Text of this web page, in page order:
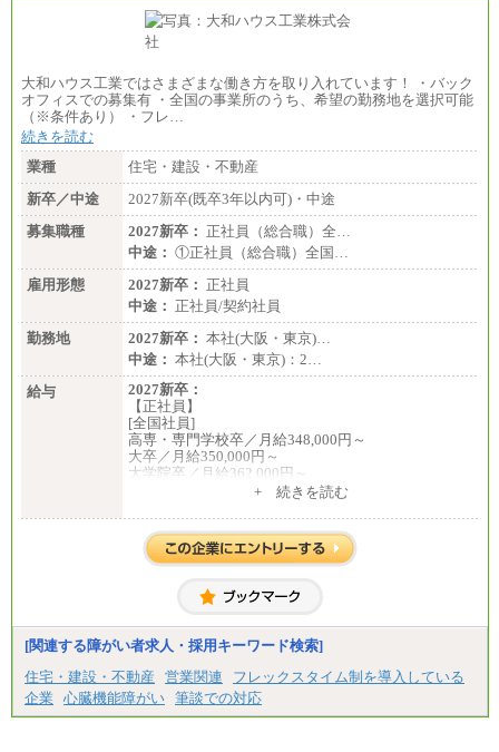
●基幹職（地域限定社員）
・大学・院卒／月給185,000 円～219,000 円 ※勤務地
により異なる。
〈大阪・兵庫〉209,000 円
〈愛知〉194,500 円 〈福岡〉1
85,000 円
地により異なる。
〈東京・神奈川〉210,000 円
〈大阪・兵庫〉200,000 円
〈愛知〉194,500 円 〈福
岡〉185,000円
※基本給のみ（地域手当なし）
※試用期間中も給与変更なし
中途：
【阪急交通社】
◆正社員/総合職
月給250,000円～(※1)、247,000円～(※2)、242,000円
～(※3)、239,000円～(※4)、237,000円～（※5）
・月給は一律地域手当を含んだ金額を表示
（※1…36,000円、※2…33,000円、※3…28,000円、
※4…25,000円、※5…23,000円）
・試用期間中も給与変更なし
◆正社員/基幹職
〈東京・神奈川〉月給219,000 円～ 〈大阪・兵庫〉
・一律地域手当なし
・試用期間中も給与変更なし
月給187,500円～(※1)、184,000円～(※2)、180,500円
※1…東京都、埼玉県、千葉県、神奈川県
※3…愛知県、静岡県
※4…北海道、宮城県、栃木県、群馬県、長野県、新
潟県、富山県、石川県、岡山県、広島県、山口県、
大和ハウス工業ではさまざまな働き方を取り入れています！ ・バック
オフィスでの募集有 ・全国の事業所のうち、希望の勤務地を選択可能
（※条件あり） ・フレ…
続きを読む
業種
住宅・建設・不動産
新卒／中途
2027新卒(既卒3年以内可)・中途
募集職種
2027新卒： 正社員（総合職）全…
中途： ①正社員（総合職）全国…
雇用形態
2027新卒： 正社員
中途： 正社員/契約社員
勤務地
2027新卒： 本社(大阪・東京)…
中途： 本社(大阪・東京)：2…
給与
2027新卒：
【正社員】
[全国社員]
高専・専門学校卒／月給348,000円～
大卒／月給350,000円～
大学院卒／月給362,000円～
[地域社員]月給295,000円～
【正社員】
[全国社員]月給348,000円～
[地域社員]月給295,000円～
【契約社員】月給200,000円～
+ 続きを読む
[関連する障がい者求人・採用キーワード検索]
住宅・建設・不動産
営業関連
フレックスタイム制を導入している
企業
心臓機能障がい 筆談での対応